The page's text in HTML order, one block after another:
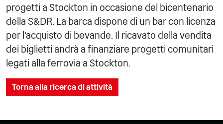
progetti a Stockton in occasione del bicentenario
della S&DR. La barca dispone di un bar con licenza
per l'acquisto di bevande. Il ricavato della vendita
dei biglietti andrà a finanziare progetti comunitari
legati alla ferrovia a Stockton.
Torna alla ricerca di attività